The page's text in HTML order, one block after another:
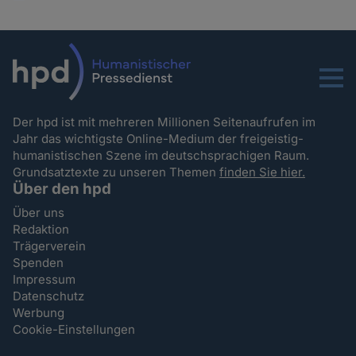
Menu
Der hpd ist mit mehreren Millionen Seitenaufrufen im
Jahr das wichtigste Online-Medium der freigeistig-
humanistischen Szene im deutschsprachigen Raum.
Grundsatztexte zu unseren Themenfinden Sie hier.
Über den hpd
Über uns
Redaktion
Trägerverein
Spenden
Impressum
Datenschutz
Werbung
Cookie-Einstellungen